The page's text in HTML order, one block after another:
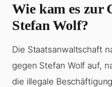
Wie kam es zur
Stefan Wolf?
Die Staatsanwaltschaft
gegen Stefan Wolf auf,
die illegale